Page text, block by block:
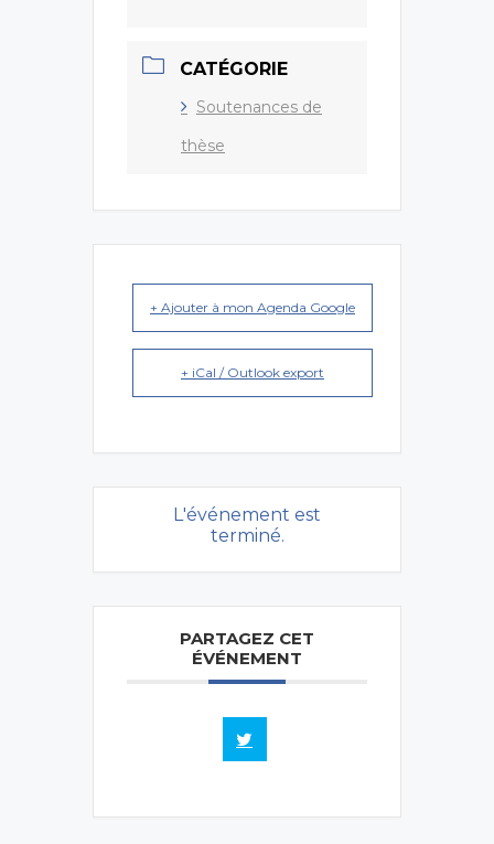
CATÉGORIE
Soutenances de
thèse
+ Ajouter à mon Agenda Google
+ iCal / Outlook export
L'événement est
terminé.
PARTAGEZ CET
ÉVÉNEMENT